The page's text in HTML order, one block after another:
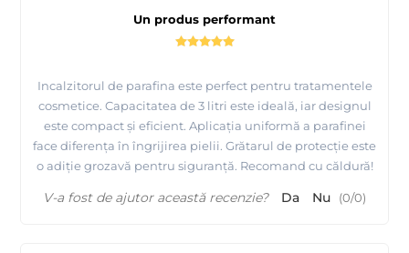
Un produs performant
Incalzitorul de parafina este perfect pentru tratamentele
cosmetice. Capacitatea de 3 litri este ideală, iar designul
este compact și eficient. Aplicația uniformă a parafinei
face diferența în îngrijirea pielii. Grătarul de protecție este
o adiție grozavă pentru siguranță. Recomand cu căldură!
V-a fost de ajutor această recenzie? Da Nu (0/0)